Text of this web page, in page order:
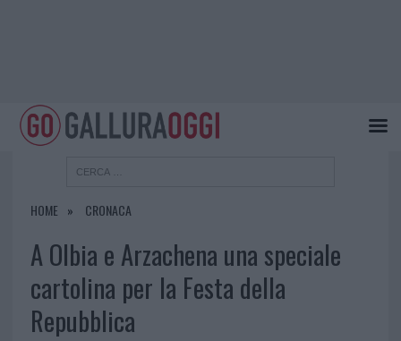
HOME CRONACA
A Olbia e Arzachena una speciale
cartolina per la Festa della
Repubblica